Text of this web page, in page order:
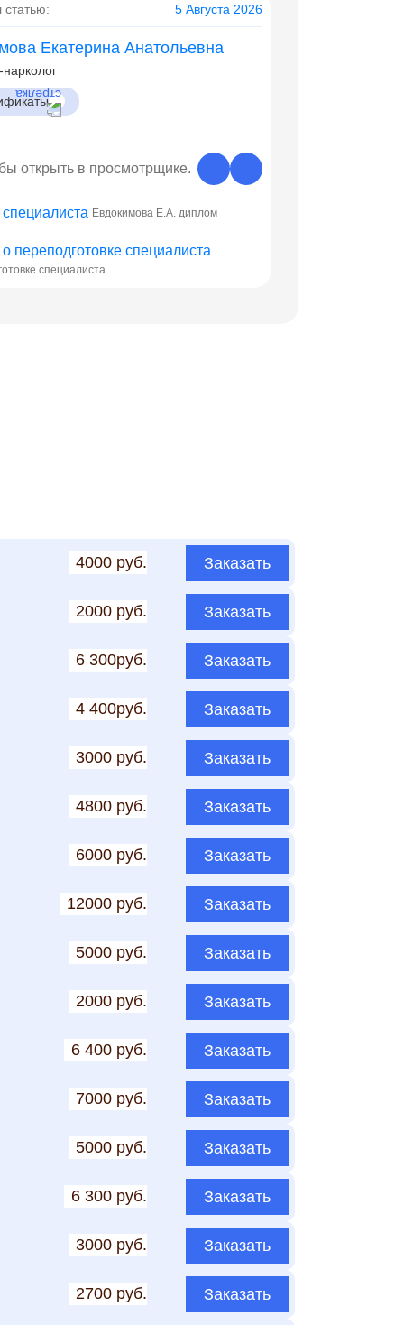
5 Августа 2026
Екатерина Анатольевна
открыть в просмотрщике.
Евдокимова Е.А. диплом
специалиста
4000 руб. Заказать
2000 руб. Заказать
6 300руб. Заказать
4 400руб. Заказать
3000 руб. Заказать
4800 руб. Заказать
6000 руб. Заказать
12000 руб. Заказать
5000 руб. Заказать
2000 руб. Заказать
6 400 руб. Заказать
7000 руб. Заказать
5000 руб. Заказать
6 300 руб. Заказать
3000 руб. Заказать
2700 руб. Заказать